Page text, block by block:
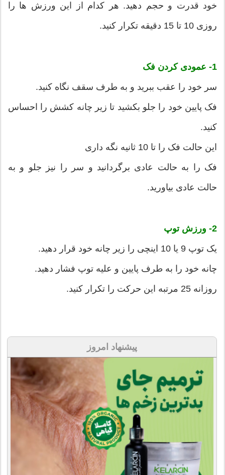
خود قدرت و حجم دهید. هر کدام از این ورزش ها را
روزی 10 تا 15 دقیقه تکرار کنید.
1- عمودی کردن فک
سر خود را عقب ببرید و به طرف سقف نگاه کنید.
فک پایین خود را جلو بکشید تا زیر چانه کشش را احساس
کنید.
این حالت فک را تا 10 ثانیه نگه داری
فک را به حالت عادی برگردانید و سر را نیز جلو و به
حالت عادی بیاورید.
2- ورزش توپ
یک توپ 9 یا 10 اینچی را زیر چانه خود قرار دهید.
چانه خود را به طرف پایین و علیه توپ فشار دهید.
روزانه 25 مرتبه این حرکت را تکرار کنید.
پیشنهاد امروز